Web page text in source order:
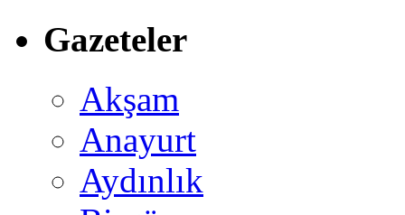
Gazeteler
Akşam
Anayurt
Aydınlık